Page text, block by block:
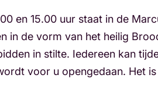
en 15.00 uur staat in de
in de vorm van het heilig
in stilte. Iedereen kan
voor u opengedaan. Het